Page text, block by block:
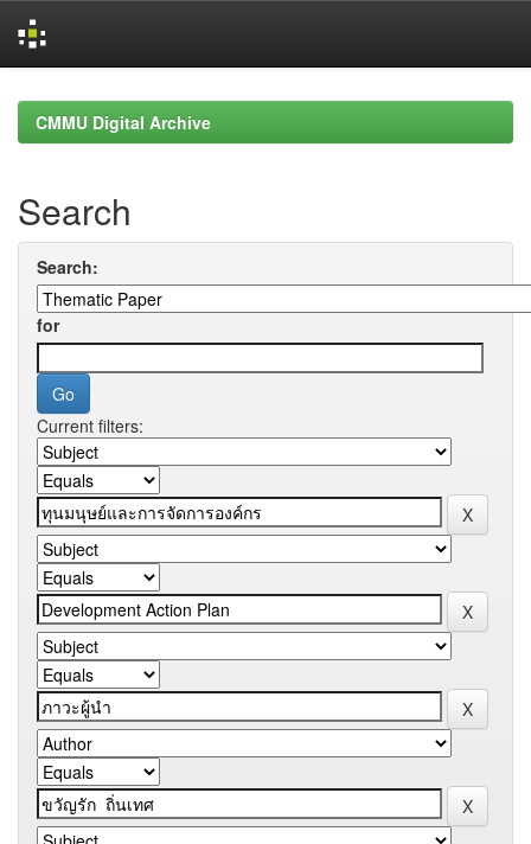
navigationCMMU Digital Archive
Search
Search:
for
Current filters: